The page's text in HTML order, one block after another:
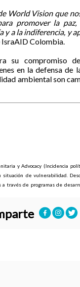
World Vision que
promover la
a la indiferencia, y
IsraAID Colombia.
su compromiso
en la defensa
ambiental son
y Advocacy (Incidencia
de vulnerabilidad.
través de programas de